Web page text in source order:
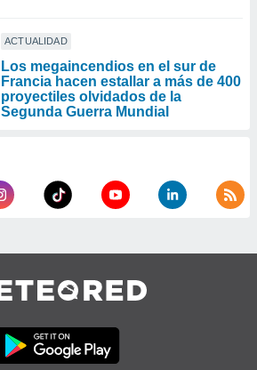
ACTUALIDAD
Los megaincendios en el sur de
Francia hacen estallar a más de 400
proyectiles olvidados de la
Segunda Guerra Mundial